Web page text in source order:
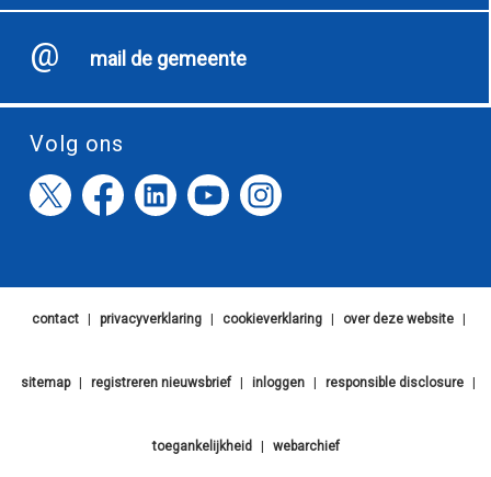
mail de gemeente
Volg ons
contact privacyverklaring cookieverklaring over deze website
sitemap registreren nieuwsbrief inloggen responsible disclosure
toegankelijkheid webarchief